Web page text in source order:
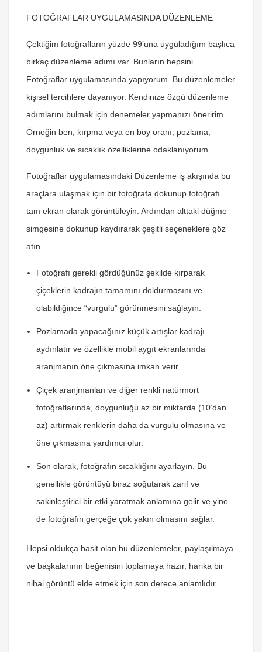
FOTOĞRAFLAR UYGULAMASINDA DÜZENLEME
Çektiğim fotoğrafların yüzde 99’una uyguladığım başlıca
birkaç düzenleme adımı var. Bunların hepsini
Fotoğraflar uygulamasında yapıyorum. Bu düzenlemeler
kişisel tercihlere dayanıyor. Kendinize özgü düzenleme
adımlarını bulmak için denemeler yapmanızı öneririm.
Örneğin ben, kırpma veya en boy oranı, pozlama,
doygunluk ve sıcaklık özelliklerine odaklanıyorum.
Fotoğraflar uygulamasındaki Düzenleme iş akışında bu
araçlara ulaşmak için bir fotoğrafa dokunup fotoğrafı
tam ekran olarak görüntüleyin. Ardından alttaki düğme
simgesine dokunup kaydırarak çeşitli seçeneklere göz
atın.
Fotoğrafı gerekli gördüğünüz şekilde kırparak
çiçeklerin kadrajın tamamını doldurmasını ve
olabildiğince “vurgulu” görünmesini sağlayın.
Pozlamada yapacağınız küçük artışlar kadrajı
aydınlatır ve özellikle mobil aygıt ekranlarında
aranjmanın öne çıkmasına imkan verir.
Çiçek aranjmanları ve diğer renkli natürmort
fotoğraflarında, doygunluğu az bir miktarda (10’dan
az) artırmak renklerin daha da vurgulu olmasına ve
öne çıkmasına yardımcı olur.
Son olarak, fotoğrafın sıcaklığını ayarlayın. Bu
genellikle görüntüyü biraz soğutarak zarif ve
sakinleştirici bir etki yaratmak anlamına gelir ve yine
de fotoğrafın gerçeğe çok yakın olmasını sağlar.
Hepsi oldukça basit olan bu düzenlemeler, paylaşılmaya
ve başkalarının beğenisini toplamaya hazır, harika bir
nihai görüntü elde etmek için son derece anlamlıdır.